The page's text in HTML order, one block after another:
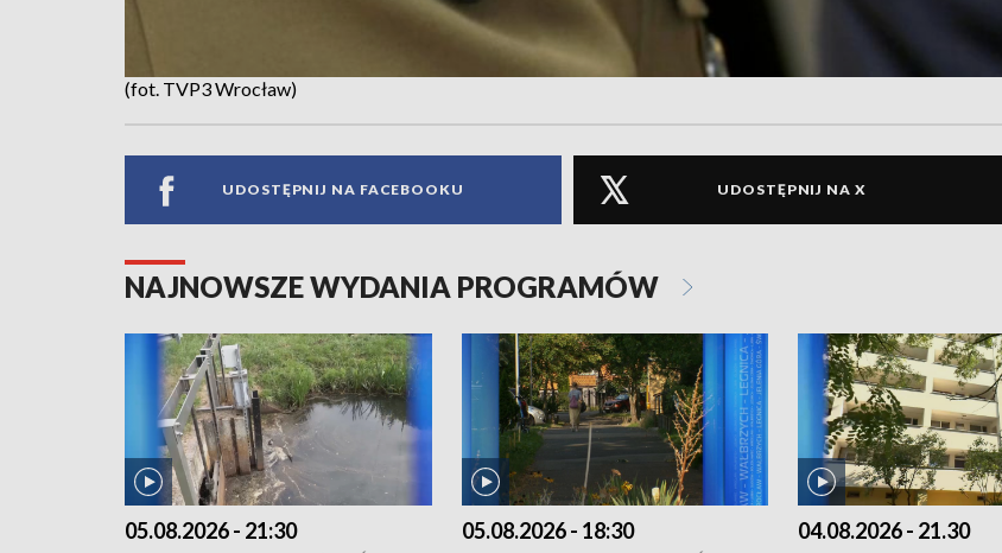
(fot. TVP3 Wrocław)
UDOSTĘPNIJ NA FACEBOOKU UDOSTĘPNIJ NA X
NAJNOWSZE WYDANIA PROGRAMÓW
05.08.2026 - 21:30 05.08.2026 - 18:30 04.08.2026 - 21.30